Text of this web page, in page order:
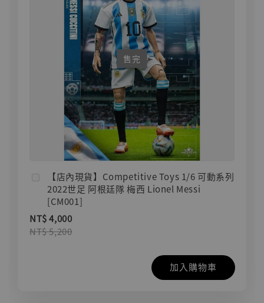
售完
【店內現貨】Competitive Toys 1/6 可動系列
2022世足 阿根廷隊 梅西 Lionel Messi
[CM001]
NT$ 4,000
NT$ 5,200
加入購物車